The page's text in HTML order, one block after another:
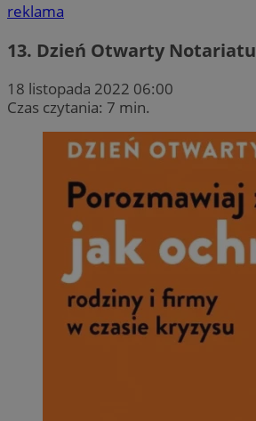
reklama
13. Dzień Otwarty Notariatu
18 listopada 2022 06:00
Czas czytania: 7 min.